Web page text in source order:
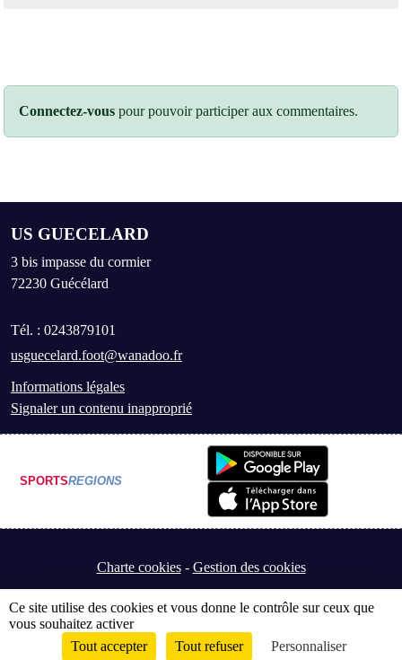
Connectez-vous pour pouvoir participer aux commentaires.
US GUECELARD
3 bis impasse du cormier
72230 Guécélard
Tél. : 0243879101
usguecelard.foot@wanadoo.fr
Informations légales
Signaler un contenu inapproprié
SPORTSREGIONS
Charte cookies Gestion des cookies
Envie de participer ? Connexion
Ce site utilise des cookies et vous donne le contrôle sur ceux que
vous souhaitez activer
Tout accepter
Tout refuser Personnaliser